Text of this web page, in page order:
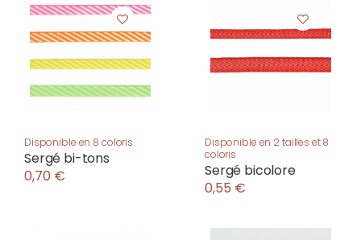
Disponible en 8 coloris
Sergé bi-tons
0,70 €
Disponible en 2 tailles et 8
coloris
Sergé bicolore
0,55 €